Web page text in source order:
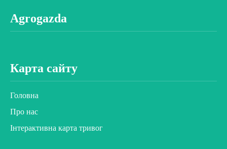
Agrogazda
Карта сайту
Головна
Про нас
Інтерактивна карта тривог